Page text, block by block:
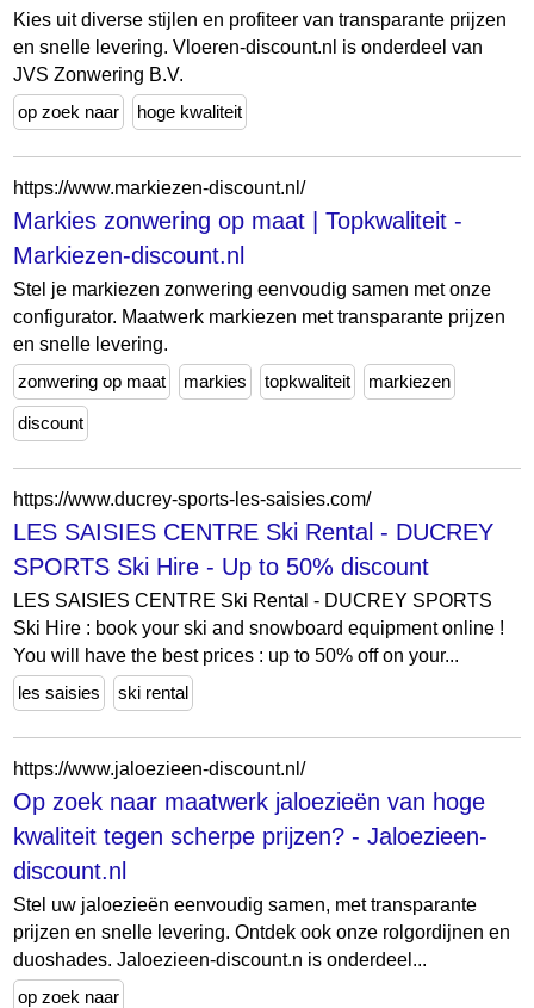
Kies uit diverse stijlen en profiteer van transparante prijzen
en snelle levering. Vloeren-discount.nl is onderdeel van
JVS Zonwering B.V.
op zoek naar
hoge kwaliteit
https://www.markiezen-discount.nl/
Markies zonwering op maat | Topkwaliteit -
Markiezen-discount.nl
Stel je markiezen zonwering eenvoudig samen met onze
configurator. Maatwerk markiezen met transparante prijzen
en snelle levering.
zonwering op maat
markies topkwaliteit markiezen
discount
https://www.ducrey-sports-les-saisies.com/
LES SAISIES CENTRE Ski Rental - DUCREY
SPORTS Ski Hire - Up to 50% discount
LES SAISIES CENTRE Ski Rental - DUCREY SPORTS
Ski Hire : book your ski and snowboard equipment online !
You will have the best prices : up to 50% off on your...
les saisies
ski rental
https://www.jaloezieen-discount.nl/
Op zoek naar maatwerk jaloezieën van hoge
kwaliteit tegen scherpe prijzen? - Jaloezieen-
discount.nl
Stel uw jaloezieën eenvoudig samen, met transparante
prijzen en snelle levering. Ontdek ook onze rolgordijnen en
duoshades. Jaloezieen-discount.n is onderdeel...
op zoek naar